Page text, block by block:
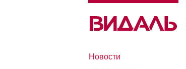
Новости